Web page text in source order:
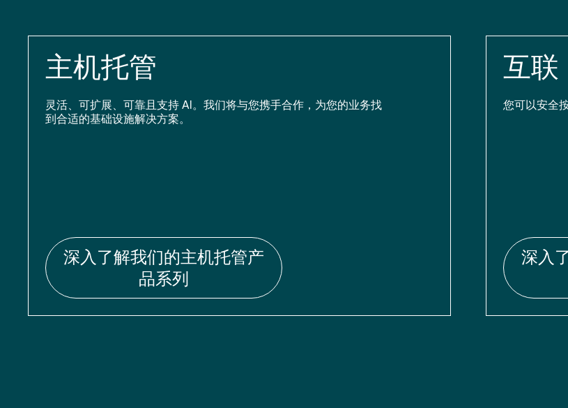
主机托管
灵活、可扩展、可靠且支持 AI。我们将与您携手合作，为您的业务找
到合适的基础设施解决方案。
深入了解我们的主机托管产
品系列
互联
您可以安全
深入